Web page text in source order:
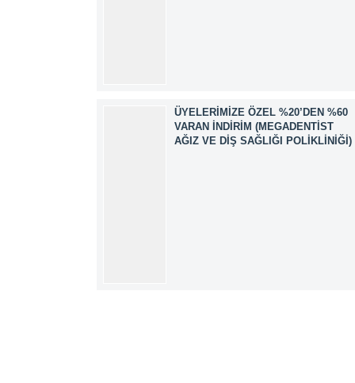
ÜYELERIMIZE ÖZEL %20’DEN %60
VARAN İNDIRIM (MEGADENTIST
AĞIZ VE DIŞ SAĞLIĞI POLIKLINIĞI)